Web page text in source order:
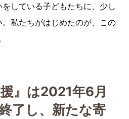
している子どもたちに、少し
私たちがはじめたのが、この
援』は2021年6月
了し、 新たな寄